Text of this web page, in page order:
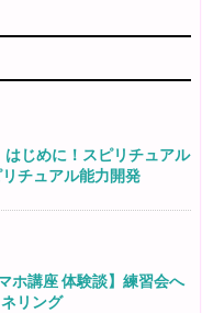
はじめに！スピリチュアル
チュアル能力開発
マホ講座 体験談】練習会へ
リング